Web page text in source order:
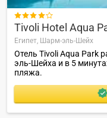

Tivoli Hotel Aqua
Египет, Шарм-эль-Шейх
Отель Tivoli Aqua Park
эль-Шейха и в 5
пляжа.